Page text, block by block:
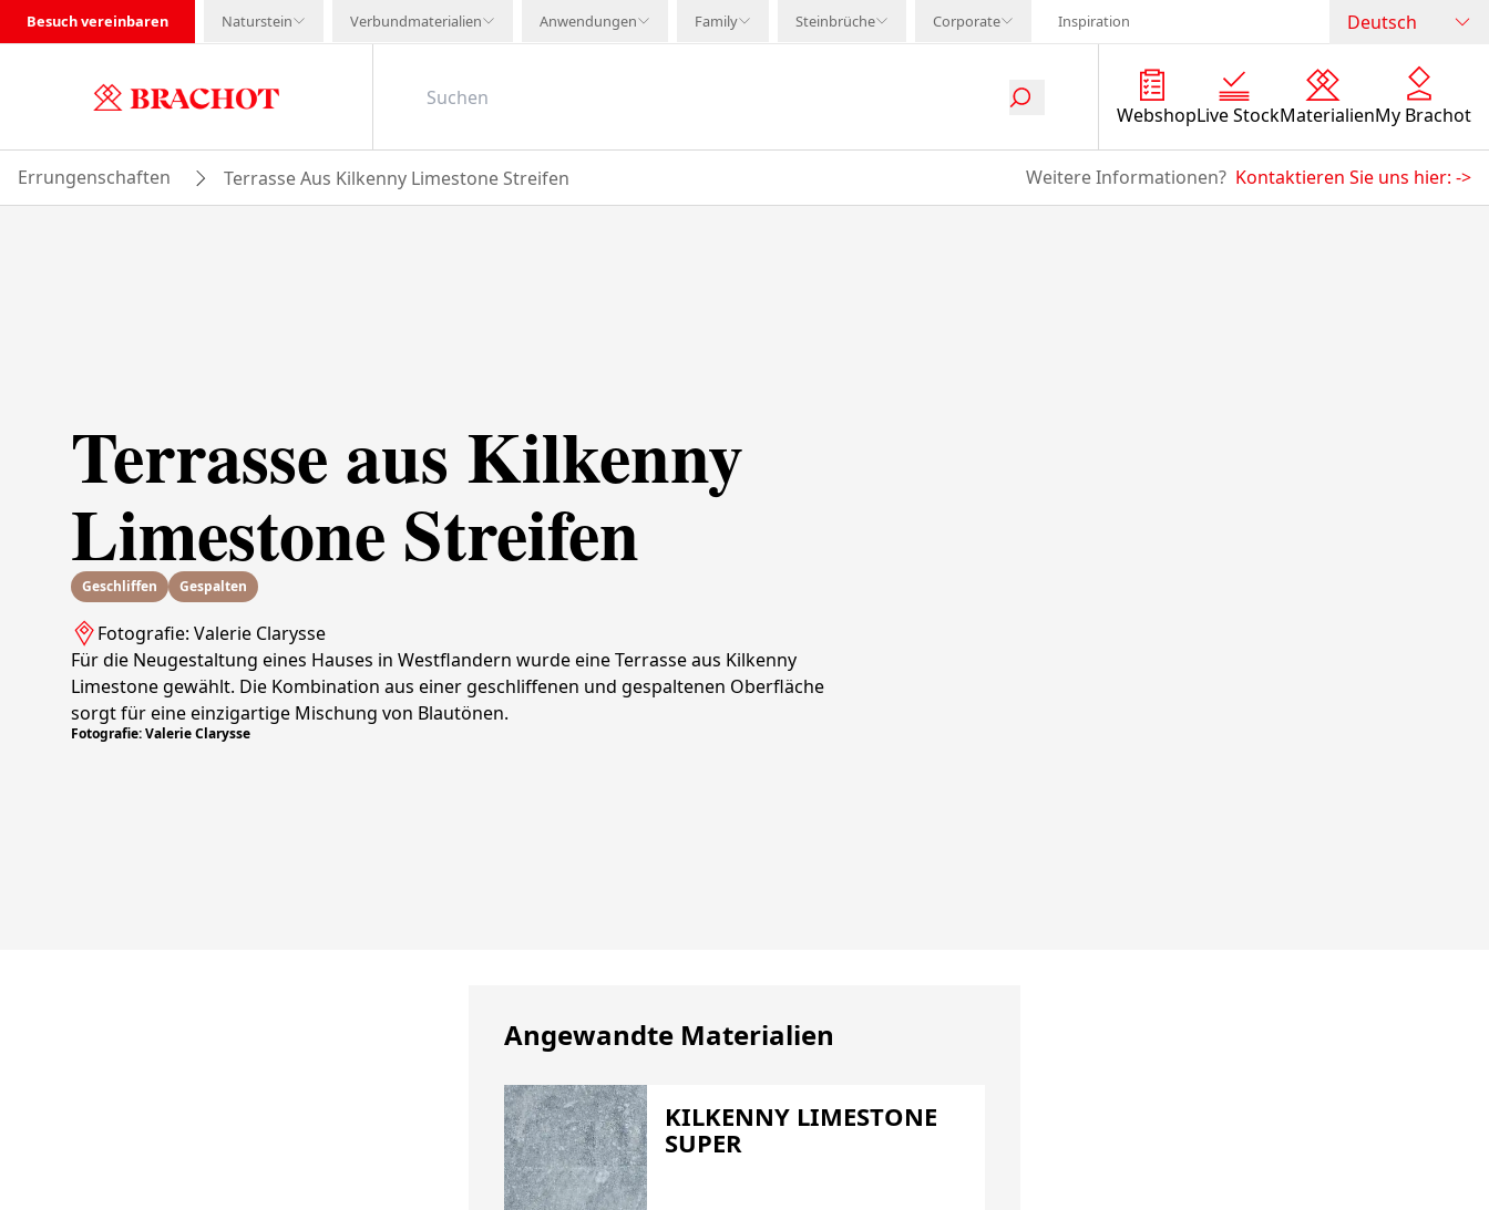
Besuch vereinbaren Naturstein Verbundmaterialien Anwendungen Family Steinbrüche Corporate Inspiration Deutsch
WebshopLive StockMaterialienMy Brachot
Errungenschaften Terrasse Aus Kilkenny Limestone Streifen Weitere Informationen? Kontaktieren Sie uns hier: ->
Terrasse aus Kilkenny
Limestone Streifen
Geschliffen Gespalten
Fotografie: Valerie Clarysse
Für die Neugestaltung eines Hauses in Westflandern wurde eine Terrasse aus Kilkenny
Limestone gewählt. Die Kombination aus einer geschliffenen und gespaltenen Oberfläche
sorgt für eine einzigartige Mischung von Blautönen.
Fotografie: Valerie Clarysse
Angewandte Materialien
KILKENNY LIMESTONE
SUPER